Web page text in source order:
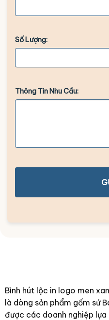
Số Lượng:
Thông Tin Nhu Cầu:
Bình hút lộc in logo men
là dòng sản phẩm gốm sứ
được các doanh nghiệp